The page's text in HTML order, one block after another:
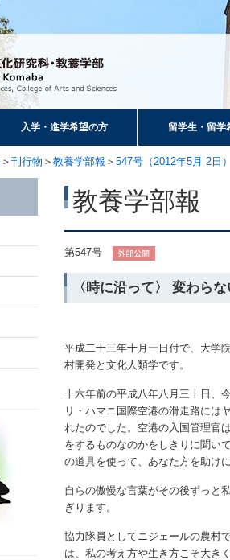
入学・進学希望の方 留学生・留学
＞ 刊行物 ＞ 教養学部報 ＞ 547号（2012年5月 2日）
教養学部報
第547号
〈時に沿って〉 変わら
平成二十三年十月一日付で、大学
村開発と文化人類学です。
十六年前の平成八年八月三十日、
リ・ハマニ国際空港の滑走路には
れたのでした。空港の入国管理官
をするものなのかをしきりに聞い
の道具を使って、あなた方を助け
自らの傲慢な言葉がその後ずっと
ぎります。
協力隊員としてニジェールの農村
は、私の考え方や生き方こそ大き